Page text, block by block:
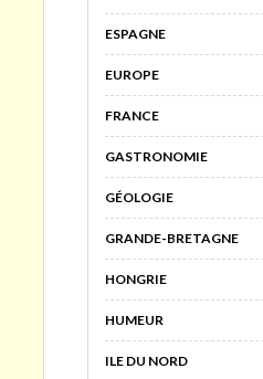
ESPAGNE
EUROPE
FRANCE
GASTRONOMIE
GÉOLOGIE
GRANDE-BRETAGNE
HONGRIE
HUMEUR
ILE DU NORD